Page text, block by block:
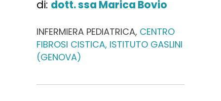
di: dott. ssa Marica Bovio
INFERMIERA PEDIATRICA, CENTRO
FIBROSI CISTICA, ISTITUTO GASLINI
(GENOVA)